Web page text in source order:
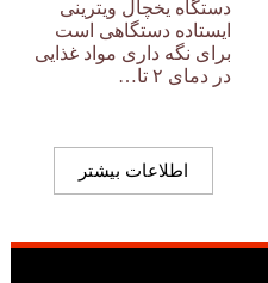
دستگاه یخچال ویترینی
ایستاده دستگاهی است
برای نگه داری مواد غذایی
در دمای ۲ تا…
اطلاعات بیشتر